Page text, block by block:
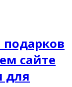
сайте
для